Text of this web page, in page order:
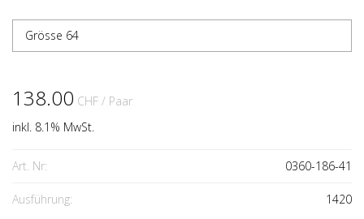
Grösse 64
138.00 CHF / Paar
inkl. 8.1% MwSt.
Art. Nr: 0360-186-41
Ausführung: 1420